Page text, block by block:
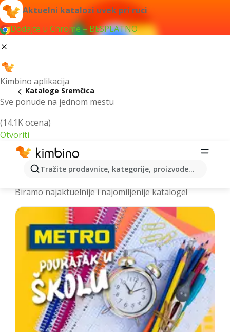
Aktuelni katalozi uvek pri ruci
Dodajte u Chrome – BESPLATNO
Kimbino aplikacija
Sve ponude na jednom mestu
(14.1K ocena)
Otvoriti
Tražite prodavnice, kategorije, proizvode...
Kataloge Sremčica
Izdvojili smo za vas najbolje akcije za
Biramo najaktuelnije i najomiljenije kataloge!